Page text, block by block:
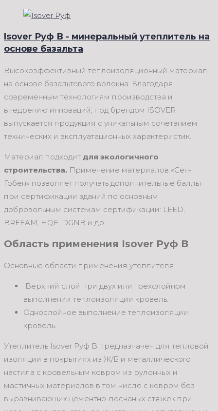
Isover Руф В - минеральный утеплитель на
основе базальта
Высокоэффективный теплоизоляционный материал
на основе базальтового волокна. Благодаря
современным технологиям производства и
внедрению инноваций, под брендом ISOVER
выпускается продукция с уникальным сочетанием
технических и эксплуатационных характеристик.
Материал подходит для экологичного
строительства. Применение материалов «Сен-
Гобен» позволяет получать дополнительные баллы
при сертификации зданий по основным
добровольным системам сертификации: LEED,
BREEAM, HQE, DGNB и др.
Область применения Isover Руф В
Основные области применения утеплителя:
Верхний слой при двух или трехслойном
выполнении теплоизоляции кровель.
Однослойное выполнение теплоизоляции
кровель.
Утеплитель Isover Руф В предназначен для тепловой
изоляции в покрытиях из Ж/Б и металлического
настила с кровельным ковром из рулонных и
мастичных материалов в том числе с ковром без
выравнивающих цементно-песчаных стяжек при